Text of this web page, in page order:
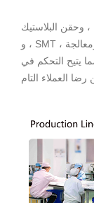
، وحقن البلاستيك
، و SMT ، وطباعة الشاشة الحريرية ، ورذاذ الطلاء ، ومعالجة
يتيح التحكم في